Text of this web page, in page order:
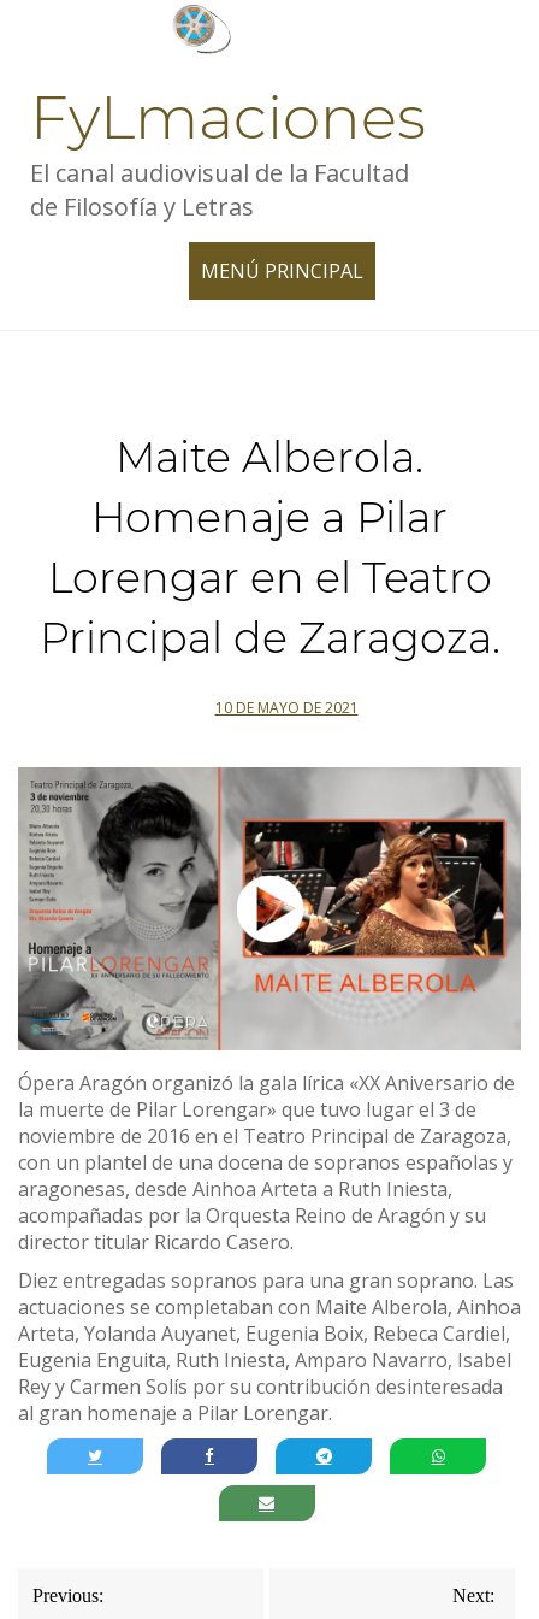
FyLmaciones
El canal audiovisual de la Facultad
de Filosofía y Letras
MENÚ PRINCIPAL
TOGGLE
Maite Alberola.
Homenaje a Pilar
Lorengar en el Teatro
Principal de Zaragoza.
10 DE MAYO DE 2021
Ópera Aragón organizó la gala lírica «XX Aniversario de
la muerte de Pilar Lorengar» que tuvo lugar el 3 de
noviembre de 2016 en el Teatro Principal de Zaragoza,
con un plantel de una docena de sopranos españolas y
aragonesas, desde Ainhoa Arteta a Ruth Iniesta,
acompañadas por la Orquesta Reino de Aragón y su
director titular Ricardo Casero.
Diez entregadas sopranos para una gran soprano. Las
actuaciones se completaban con Maite Alberola, Ainhoa
Arteta, Yolanda Auyanet, Eugenia Boix, Rebeca Cardiel,
Eugenia Enguita, Ruth Iniesta, Amparo Navarro, Isabel
Rey y Carmen Solís por su contribución desinteresada
al gran homenaje a Pilar Lorengar.
Navegación
Previous: Next: